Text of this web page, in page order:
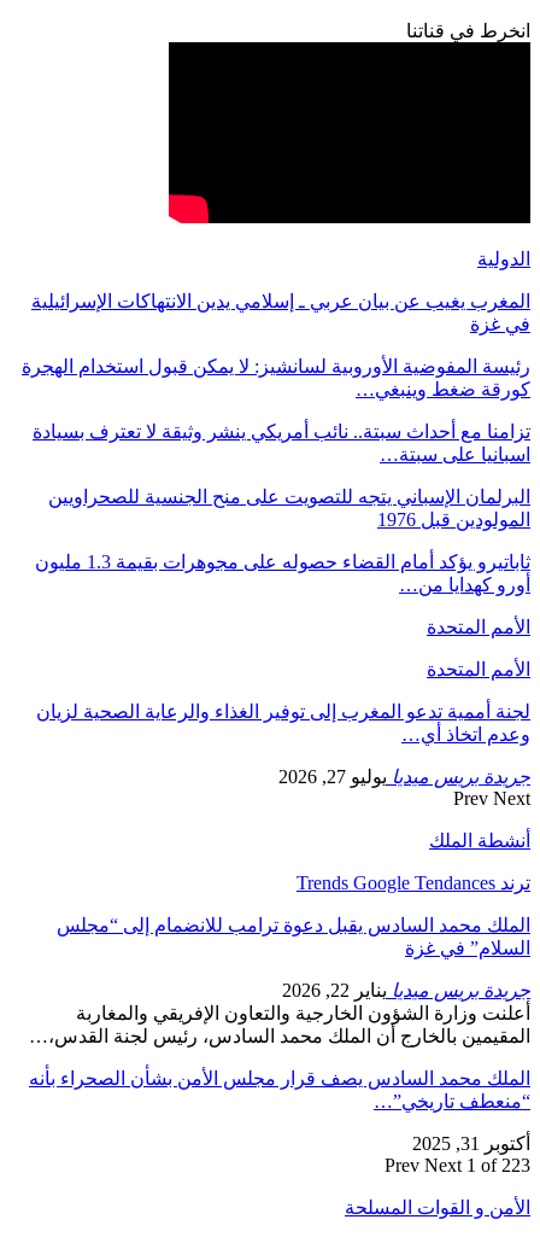
انخرط في قناتنا
الدولية
المغرب يغيب عن بيان عربي ـ إسلامي يدين الانتهاكات الإسرائيلية
في غزة
رئيسة المفوضية الأوروبية لسانشيز: لا يمكن قبول استخدام الهجرة
كورقة ضغط وينبغي…
تزامنا مع أحداث سبتة.. نائب أمريكي ينشر وثيقة لا تعترف بسيادة
اسبانيا على سبتة…
البرلمان الإسباني يتجه للتصويت على منح الجنسية للصحراويين
المولودين قبل 1976
ثاباتيرو يؤكد أمام القضاء حصوله على مجوهرات بقيمة 1.3 مليون
أورو كهدايا من…
الأمم المتحدة
الأمم المتحدة
لجنة أممية تدعو المغرب إلى توفير الغذاء والرعاية الصحية لزيان
وعدم اتخاذ أي…
جريدة بريس ميديا يوليو 27, 2026
Prev Next
أنشطة الملك
ترند Trends Google Tendances
الملك محمد السادس يقبل دعوة ترامب للانضمام إلى “مجلس
السلام” في غزة
جريدة بريس ميديا يناير 22, 2026
أعلنت وزارة الشؤون الخارجية والتعاون الإفريقي والمغاربة
المقيمين بالخارج أن الملك محمد السادس، رئيس لجنة القدس،…
الملك محمد السادس يصف قرار مجلس الأمن بشأن الصحراء بأنه
“منعطف تاريخي”…
أكتوبر 31, 2025
Prev Next 1 of 223
الأمن و القوات المسلحة